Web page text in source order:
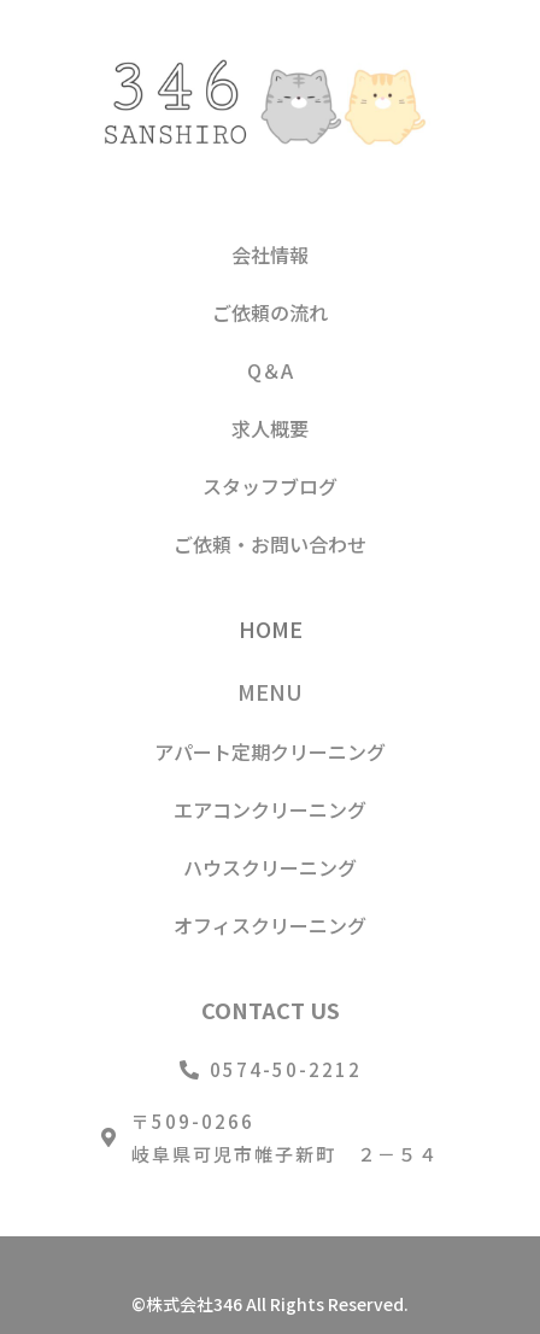
会社情報
ご依頼の流れ
Q＆A
求人概要
スタッフブログ
ご依頼・お問い合わせ
HOME
MENU
アパート定期クリーニング
エアコンクリーニング
ハウスクリーニング
オフィスクリーニング
CONTACT US
0574-50-2212
〒509-0266
岐阜県可児市帷子新町 ２－５４
©株式会社346 All Rights Reserved.